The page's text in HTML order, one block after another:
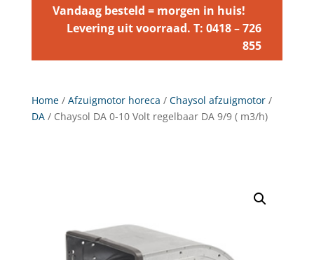
Vandaag besteld = morgen in huis!
Levering uit voorraad. T: 0418 – 726
855
Home/ Afzuigmotor horeca / Chaysol afzuigmotor/
DA/ Chaysol DA 0-10 Volt regelbaar DA 9/9 ( m3/h)